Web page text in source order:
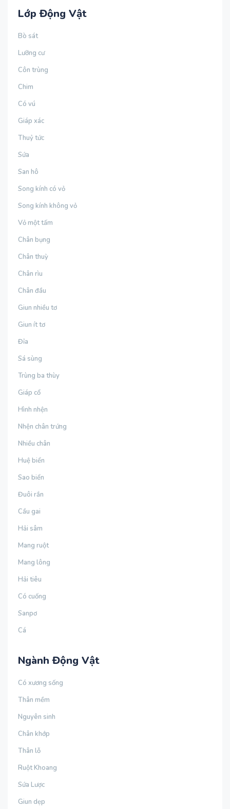
Lớp Động Vật
Bò sát
Lưỡng cư
Côn trùng
Chim
Có vú
Giáp xác
Thuỷ tức
Sứa
San hô
Song kính có vỏ
Song kính không vỏ
Vỏ một tấm
Chân bụng
Chân thuỳ
Chân rìu
Chân đầu
Giun nhiều tơ
Giun ít tơ
Đỉa
Sá sùng
Trùng ba thùy
Giáp cổ
Hình nhện
Nhện chân trứng
Nhiều chân
Huệ biển
Sao biển
Đuôi rắn
Cầu gai
Hải sâm
Mang ruột
Mang lông
Hải tiêu
Có cuống
Sanpơ
Cá
Ngành Động Vật
Có xương sống
Thân mềm
Nguyên sinh
Chân khớp
Thân lỗ
Ruột Khoang
Sứa Lược
Giun dẹp